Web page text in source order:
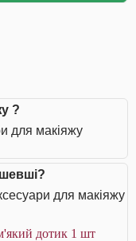
?
для макіяжу
для макіяжу
дотик 1 шт